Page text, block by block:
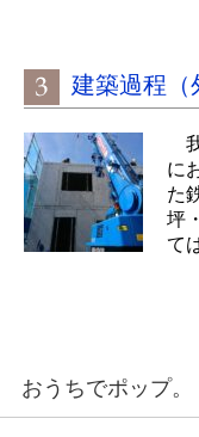
建築過程（
に
た
坪
て
おうちでポップ。